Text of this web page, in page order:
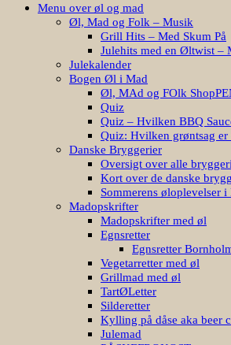
Menu over øl og mad
Øl, Mad og Folk – Musik
Grill Hits – Med Skum På
Julehits med en Øltwist –
Julekalender
Bogen Øl i Mad
Øl, MAd og FOlk
Quiz
Quiz – Hvilken BBQ
Quiz: Hvilken grøntsag er
Danske Bryggerier
Oversigt over alle
Kort over de danske
Sommerens øloplevelser
Madopskrifter
Madopskrifter med øl
Egnsretter
Egnsretter
Vegetarretter med øl
Grillmad med øl
TartØLetter
Silderetter
Kylling på dåse aka beer
Julemad